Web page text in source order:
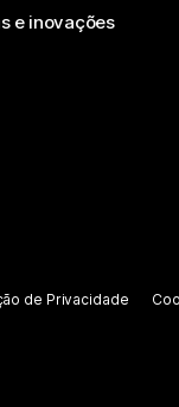
e inovações
de Privacidade